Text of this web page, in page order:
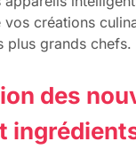
vos créations
plus grands chefs.
des